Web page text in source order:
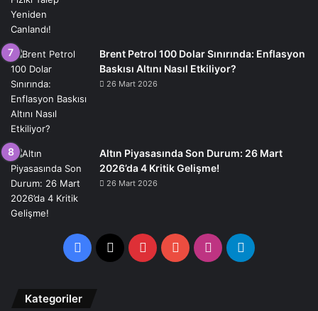
Brent Petrol 100 Dolar Sınırında: Enflasyon
Baskısı Altını Nasıl Etkiliyor?
26 Mart 2026
Altın Piyasasında Son Durum: 26 Mart
2026’da 4 Kritik Gelişme!
26 Mart 2026
Facebook PinterestYouTubeInstagramTelegram
Kategoriler